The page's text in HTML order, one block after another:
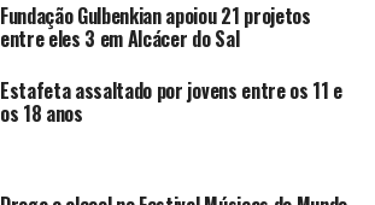
Fundação Gulbenkian apoiou 21 projetos
entre eles 3 em Alcácer do Sal
Estafeta assaltado por jovens entre os 11 e
os 18 anos